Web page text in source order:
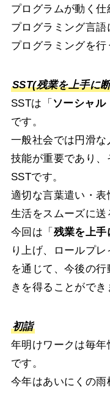
プログラムが動く
プログラミング言
プログラミングを行
SST(残業を上手に
SSTは「 ソーシャル
です。
一般社会では円滑な
技能が重要であり
SSTです。
適切な言葉遣い・
生活をスムーズに送
今回は「 残業を上手
り上げ、ロールプ
を通じて、今後の
きを得ることができ
初詣
年明けワークは毎
です。
今年はあいにくの